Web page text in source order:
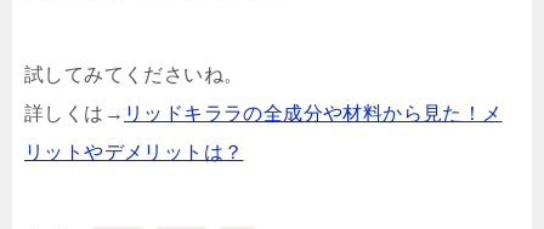
試してみてくださいね。
詳しくは→ リッドキララの全成分や材料から見た！メ
リットやデメリットは？